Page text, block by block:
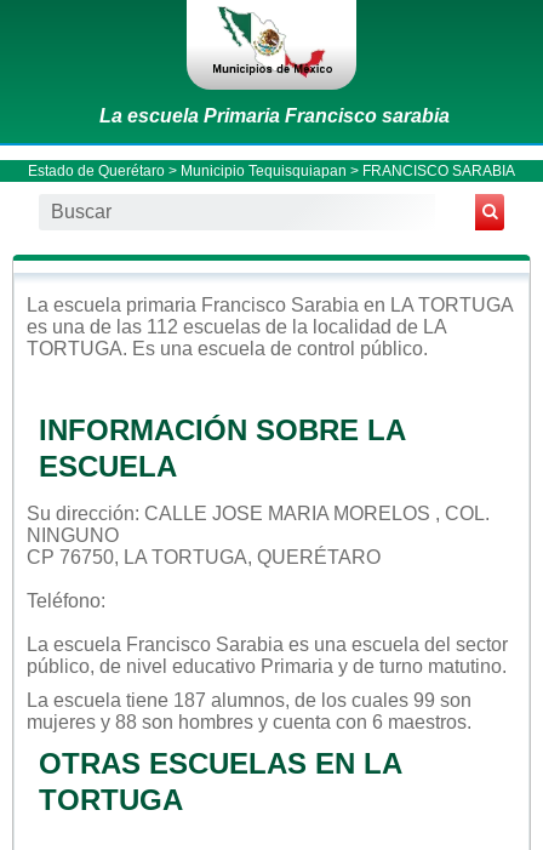
La escuela Primaria Francisco sarabia
Estado de Querétaro > Municipio Tequisquiapan > FRANCISCO SARABIA
La escuela primaria Francisco Sarabia en LA TORTUGA
es una de las 112 escuelas de la localidad de LA
TORTUGA. Es una escuela de control público.
INFORMACIÓN SOBRE LA
ESCUELA
Su dirección: CALLE JOSE MARIA MORELOS , COL.
NINGUNO
CP 76750, LA TORTUGA, QUERÉTARO
Teléfono:
La escuela Francisco Sarabia es una escuela del sector
público, de nivel educativo Primaria y de turno matutino.
La escuela tiene 187 alumnos, de los cuales 99 son
mujeres y 88 son hombres y cuenta con 6 maestros.
OTRAS ESCUELAS EN LA
TORTUGA